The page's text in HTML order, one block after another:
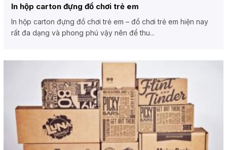
In hộp carton đựng đồ chơi trẻ em
In hộp carton đựng đồ chơi trẻ em – đồ chơi trẻ em hiện nay
rất đa dạng và phong phú vậy nên để thu...